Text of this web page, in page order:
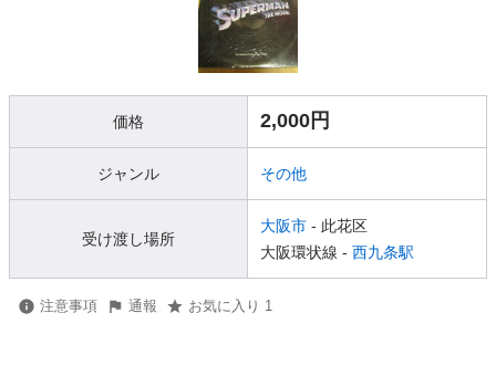
価格 2,000円
ジャンル その他
受け渡し場所
大阪市 - 此花区
大阪環状線 - 西九条駅
注意事項 通報 お気に入り 1